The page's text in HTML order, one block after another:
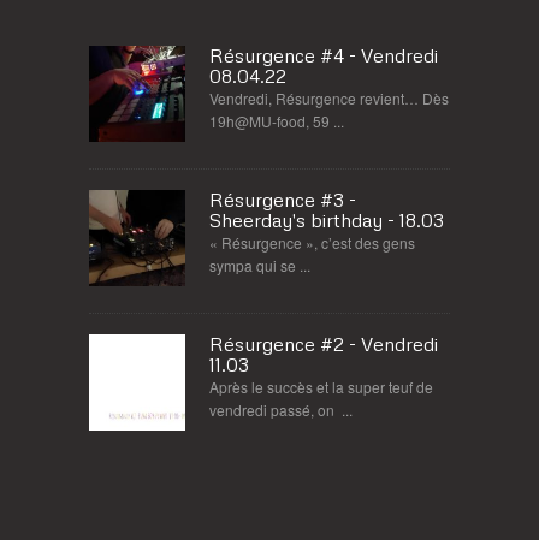
Résurgence #4 - Vendredi
08.04.22
Vendredi, Résurgence revient… Dès
19h@MU-food, 59 ...
Résurgence #3 -
Sheerday's birthday - 18.03
« Résurgence », c’est des gens
sympa qui se ...
Résurgence #2 - Vendredi
11.03
Après le succès et la super teuf de
vendredi passé, on ...